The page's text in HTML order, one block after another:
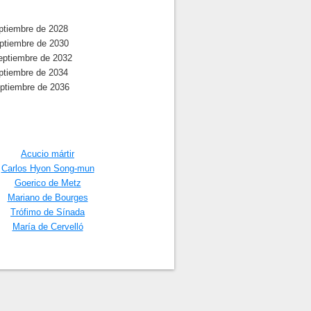
de 2028
de 2030
de 2032
de 2034
de 2036
Acucio mártir
Carlos Hyon Song-mun
Goerico de Metz
Mariano de Bourges
Trófimo de Sínada
María de Cervelló